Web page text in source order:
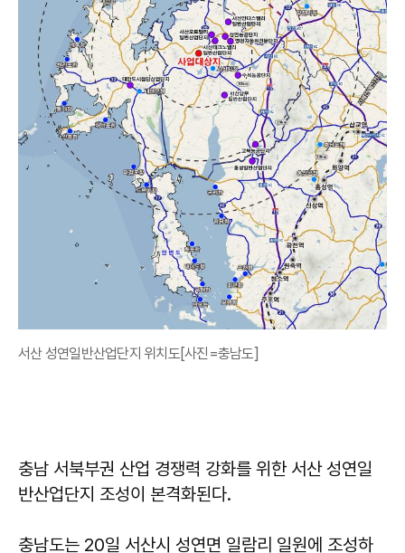
서산 성연일반산업단지 위치도[사진=충남도]
충남 서북부권 산업 경쟁력 강화를 위한 서산 성연일
반산업단지 조성이 본격화된다.
충남도는 20일 서산시 성연면 일람리 일원에 조성하